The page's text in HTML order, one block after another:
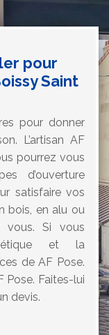
pour
Saint
pour donner
L’artisan AF
pourrez vous
d’ouverture
satisfaire vos
bois, en alu ou
vous. Si vous
et la
de AF Pose.
Pose. Faites-lui
devis.